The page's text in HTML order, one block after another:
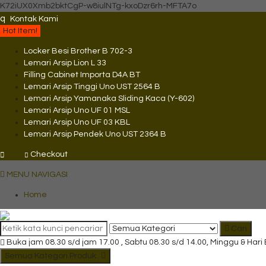
K72iUX0Xmb2bktCgP-w8iulNTg-kxoDzr6rh-MFTA7o
q
Kontak Kami
Hot Item!
Locker Besi Brother B 702-3
Lemari Arsip Lion L 33
Filling Cabinet Importa D4A BT
Lemari Arsip Tinggi Uno UST 2564 B
Lemari Arsip Yamanaka Sliding Kaca (Y-602)
Lemari Arsip Uno UF 01 MSL
Lemari Arsip Uno UF 03 KBL
Lemari Arsip Pendek Uno UST 2364 B
Checkout
MENU NAVIGASI
Home
Cari
Buka jam 08.30 s/d jam 17.00 , Sabtu 08.30 s/d 14.00, Minggu & Hari
Semua Kategori Produk